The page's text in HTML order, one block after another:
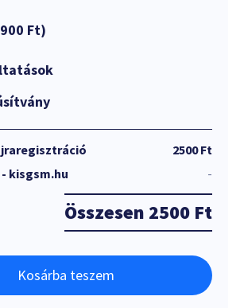
Ft)
2500 Ft
kisgsm.hu
-
Összesen 2500 Ft
Kosárba teszem